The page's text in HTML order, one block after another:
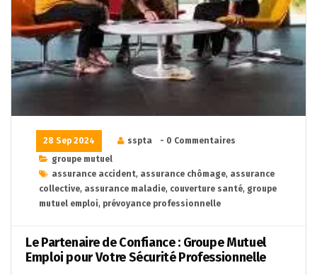
28 Sep 2024 sspta
- 0 Commentaires
groupe mutuel
assurance accident, assurance chômage, assurance
collective, assurance maladie, couverture santé, groupe
mutuel emploi, prévoyance professionnelle
Le Partenaire de Confiance : Groupe Mutuel
Emploi pour Votre Sécurité Professionnelle